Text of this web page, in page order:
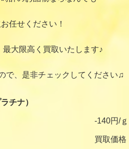
任せください！
大限高く買取いたします♪
で、是非チェックしてください♫
チナ）
-140円/ｇ
買取価格